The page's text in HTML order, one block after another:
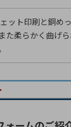
ット印刷と銅め
柔らかく曲げ